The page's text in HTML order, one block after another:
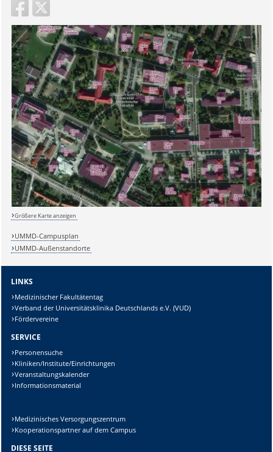
Sicherheitsabfrage:
Lösung:
Größere Karte anzeigen
UMMD-Campusplan
UMMD-Außenstandorte
LINKS
Medizinischer Fakultätentag
Verband der Universitätsklinika Deutschlands e.V. (VUD)
Fördervereine
SERVICE
Personensuche
Kliniken/Institute/Einrichtungen
Veranstaltungskalender
Informationsmaterial
Medizinisches Versorgungszentrum
Kooperationspartner auf dem Campus
DIESE SEITE